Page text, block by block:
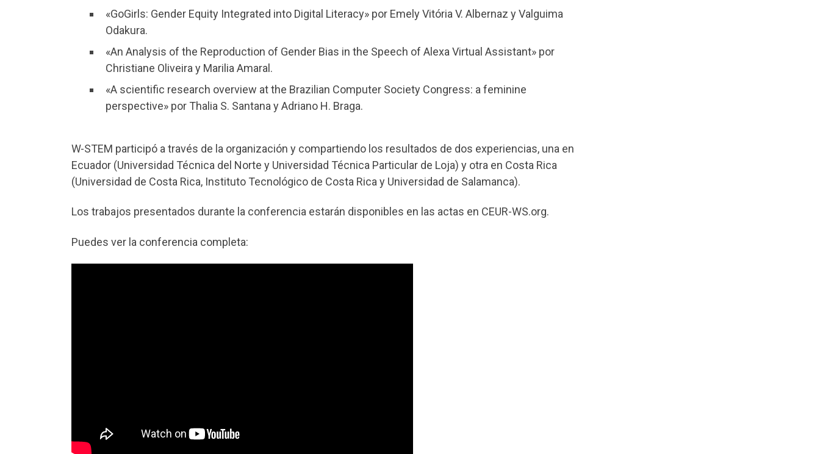
«GoGirls: Gender Equity Integrated into Digital Literacy» por Emely Vitória V. Albernaz y Valguima
Odakura.
«An Analysis of the Reproduction of Gender Bias in the Speech of Alexa Virtual Assistant» por
Christiane Oliveira y Marilia Amaral.
«A scientific research overview at the Brazilian Computer Society Congress: a feminine
perspective» por Thalia S. Santana y Adriano H. Braga.
W-STEM participó a través de la organización y compartiendo los resultados de dos experiencias, una en
Ecuador (Universidad Técnica del Norte y Universidad Técnica Particular de Loja) y otra en Costa Rica
(Universidad de Costa Rica, Instituto Tecnológico de Costa Rica y Universidad de Salamanca).
Los trabajos presentados durante la conferencia estarán disponibles en las actas en CEUR-WS.org.
Puedes ver la conferencia completa: